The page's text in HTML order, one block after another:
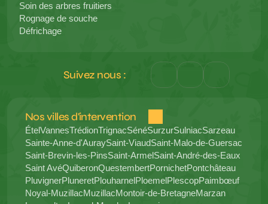
Soin des arbres fruitiers
Rognage de souche
Défrichage
Suivez nous :
Nos villes d'intervention
ÉtelVannesTrédionTrignacSénéSurzurSulniacSarzeau
Sainte-Anne-d'AuraySaint-ViaudSaint-Malo-de-Guersac
Saint-Brevin-les-PinsSaint-ArmelSaint-André-des-Eaux
Saint AvéQuiberonQuestembertPornichetPontchâteau
PluvignerPluneretPlouharnelPloemelPlescopPaimbœuf
Noyal-MuzillacMuzillacMontoir-de-BretagneMarzan